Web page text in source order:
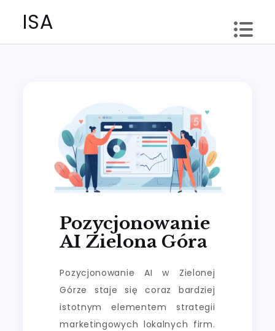
ISA
Pozycjonowanie
AI Zielona Góra
Pozycjonowanie AI w Zielonej
Górze staje się coraz bardziej
istotnym elementem strategii
marketingowych lokalnych firm.